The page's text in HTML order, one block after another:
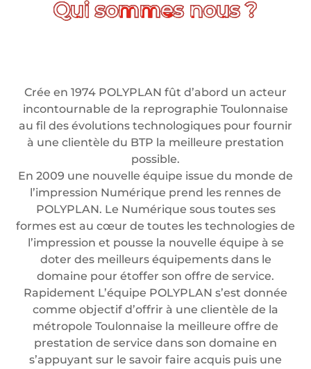
Crée en 1974 POLYPLAN fût d’abord un acteur
incontournable de la reprographie Toulonnaise
au fil des évolutions technologiques pour fournir
à une clientèle du BTP la meilleure prestation
possible.
En 2009 une nouvelle équipe issue du monde de
l’impression Numérique prend les rennes de
POLYPLAN. Le Numérique sous toutes ses
formes est au cœur de toutes les technologies de
l’impression et pousse la nouvelle équipe à se
doter des meilleurs équipements dans le
domaine pour étoffer son offre de service.
Rapidement L’équipe POLYPLAN s’est donnée
comme objectif d’offrir à une clientèle de la
métropole Toulonnaise la meilleure offre de
prestation de service dans son domaine en
s’appuyant sur le savoir faire acquis puis une